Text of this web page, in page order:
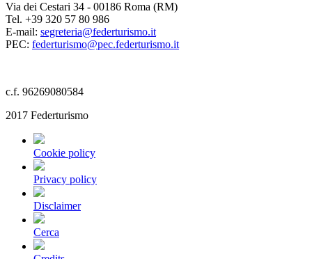
Via dei Cestari 34 - 00186 Roma (RM)
Tel. +39 320 57 80 986
E-mail: segreteria@federturismo.it
PEC: federturismo@pec.federturismo.it
c.f. 96269080584
2017 Federturismo
Cookie policy
Privacy policy
Disclaimer
Cerca